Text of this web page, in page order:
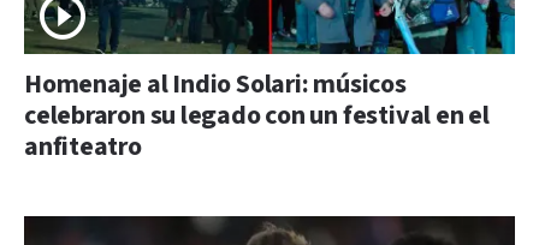
Homenaje al Indio Solari: músicos
celebraron su legado con un festival en el
anfiteatro